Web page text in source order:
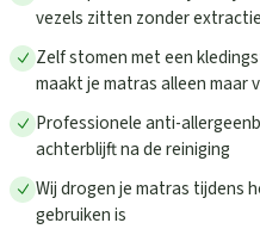
vezels zitten zonder extractie
Zelf stomen met een
maakt je matras alleen maar
Professionele anti-
achterblijft na de reiniging
Wij drogen je matras tijdens
gebruiken is